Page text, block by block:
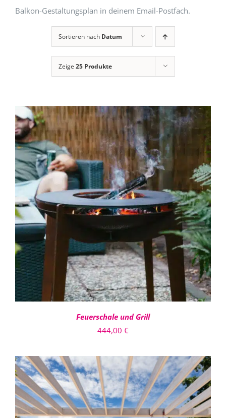
Balkon-Gestaltungsplan in deinem Email-Postfach.
Sortieren nach Datum
Zeige 25 Produkte
IN DEN WARENKORB
/
DETAILS
Feuerschale und Grill
444,00 €